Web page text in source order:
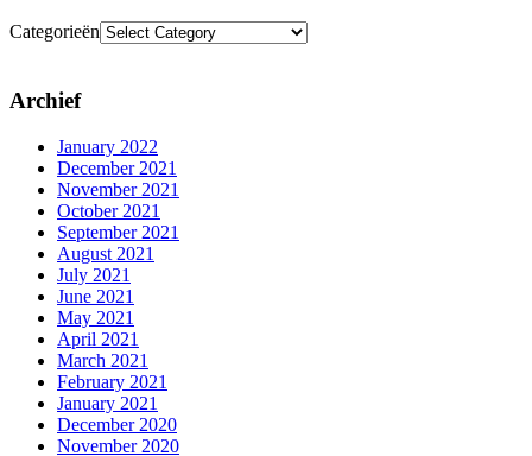
Categorieën
Archief
January 2022
December 2021
November 2021
October 2021
September 2021
August 2021
July 2021
June 2021
May 2021
April 2021
March 2021
February 2021
January 2021
December 2020
November 2020